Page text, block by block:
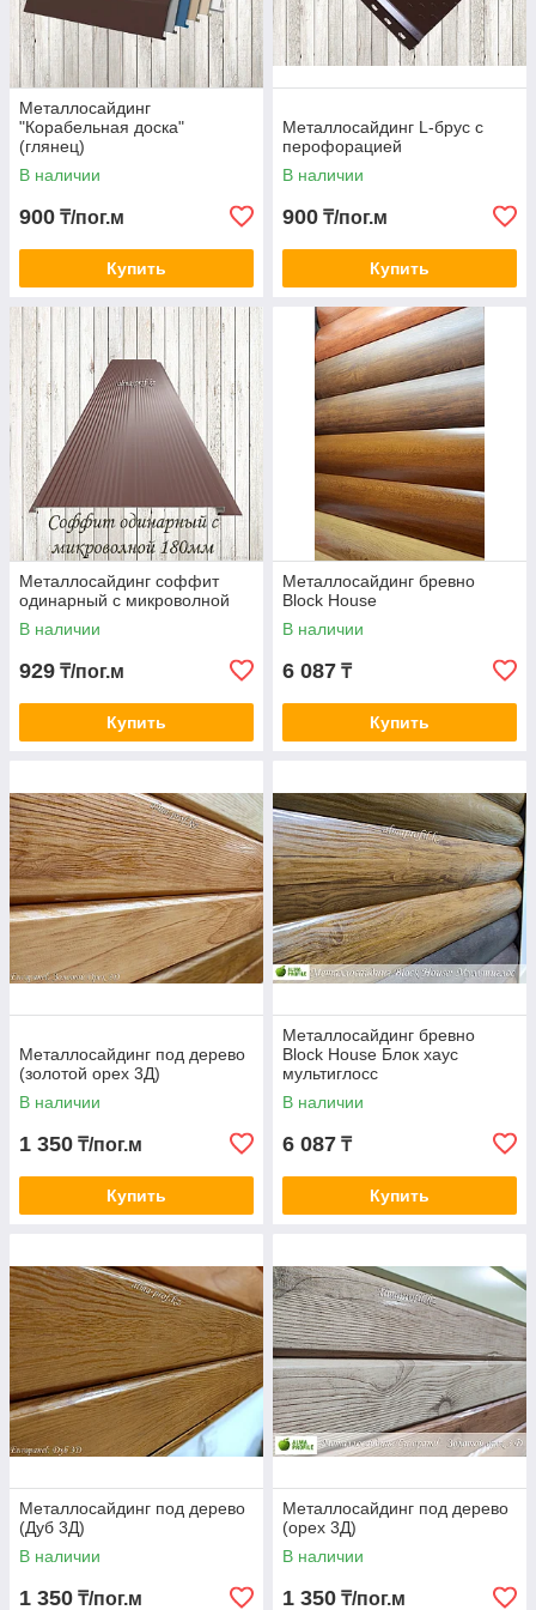
L-Брус
Рабочая ширина 240 мм
Софит L-Брус
L-Брус с микроволной
Рабочая ширина 240 мм
Корабельный брус
Рабочая ширина 226 мм
Металлосайдинг
"Корабельная доска"
(глянец)
В наличии
900 ₸/пог.м
Купить
Металлосайдинг L-брус с
перофорацией
В наличии
900 ₸/пог.м
Купить
Металлосайдинг соффит
одинарный с микроволной
В наличии
929 ₸/пог.м
Купить
Металлосайдинг бревно
Block House
В наличии
6 087 ₸
Купить
Металлосайдинг под дерево
(золотой орех 3Д)
В наличии
1 350 ₸/пог.м
Купить
Металлосайдинг бревно
Block House Блок хаус
мультиглосс
В наличии
6 087 ₸
Купить
Металлосайдинг под дерево
(Дуб 3Д)
В наличии
1 350 ₸/пог.м
Металлосайдинг под дерево
(орех 3Д)
В наличии
1 350 ₸/пог.м